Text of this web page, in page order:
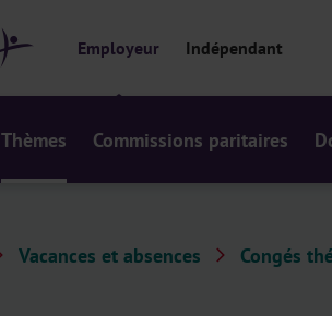
Employeur Indépendant
Thèmes Commissions paritaires
Vacances et absences Congés